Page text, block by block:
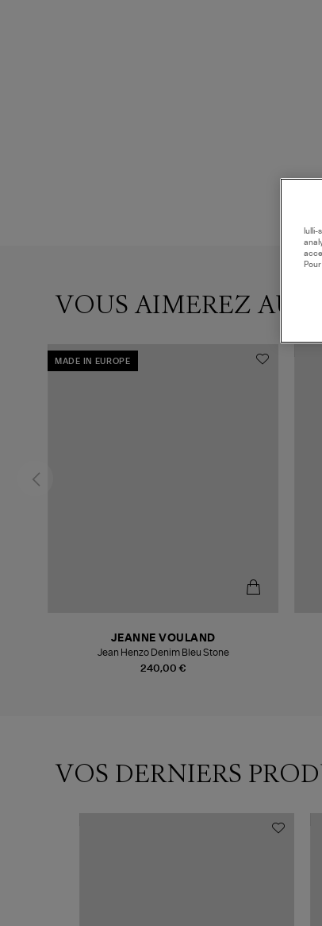
VOUS AIMEREZ AUSSI
MADE IN EUROPE
240,00 €
JEANNE VOULAND
Jean Henzo Denim Bleu Stone
VOS DERNIERS
lulli-